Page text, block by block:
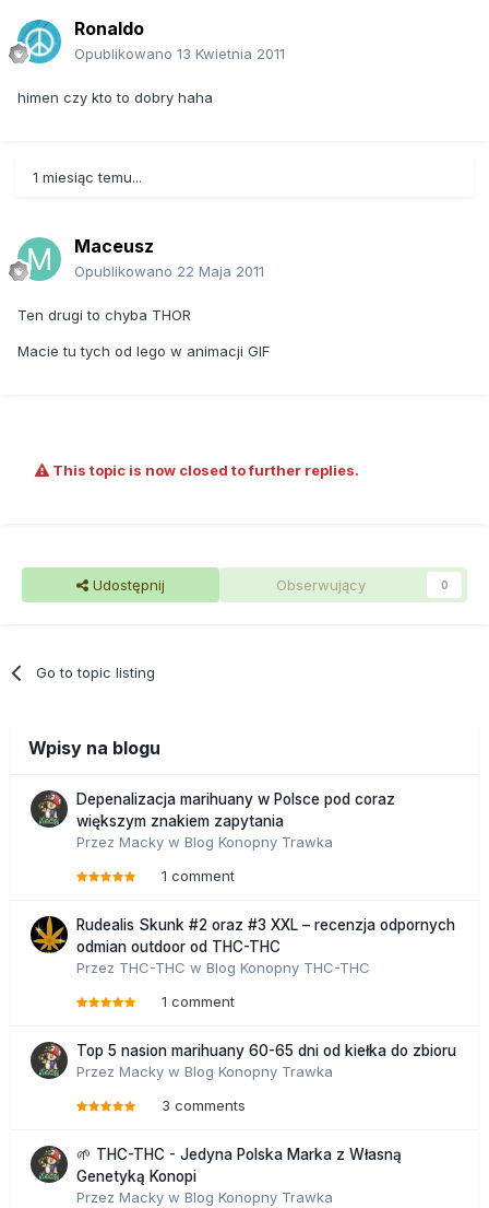
Ronaldo
Opublikowano 13 Kwietnia 2011
himen czy kto to dobry haha
1 miesiąc temu...
Maceusz
Opublikowano 22 Maja 2011
Ten drugi to chyba THOR
Macie tu tych od lego w animacji GIF
This topic is now closed to further replies.
Udostępnij Obserwujący 0
Go to topic listing
Wpisy na blogu
Depenalizacja marihuany w Polsce pod coraz
większym znakiem zapytania
Przez Macky w Blog Konopny Trawka
1 comment
Rudealis Skunk #2 oraz #3 XXL – recenzja odpornych
odmian outdoor od THC-THC
Przez THC-THC w Blog Konopny THC-THC
1 comment
Top 5 nasion marihuany 60-65 dni od kiełka do zbioru
Przez Macky w Blog Konopny Trawka
3 comments
🌱 THC-THC - Jedyna Polska Marka z Własną
Genetyką Konopi
Przez Macky w Blog Konopny Trawka